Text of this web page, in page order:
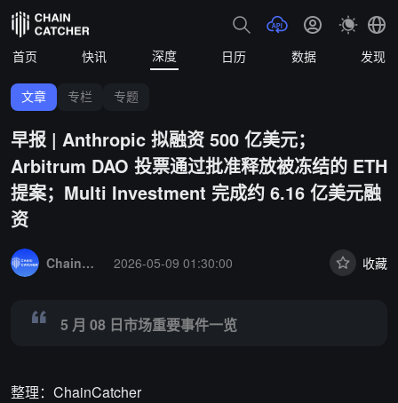
首页 快讯 深度 日历 数据 发现
文章 专栏 专题
早报 | Anthropic 拟融资 500 亿美元；
Arbitrum DAO 投票通过批准释放被冻结的 ETH
提案；Multi Investment 完成约 6.16 亿美元融
资
ChainCatcher 精选
2026-05-09 01:30:00 收藏
5 月 08 日市场重要事件一览
整理：ChainCatcher